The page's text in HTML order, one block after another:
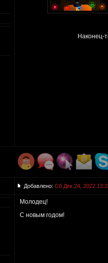
Наконец-
Добавлено: Сб Дек 24, 2022
Молодец!
С новым годом!